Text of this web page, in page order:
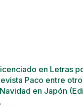
en Letras
Paco entre
en Japón